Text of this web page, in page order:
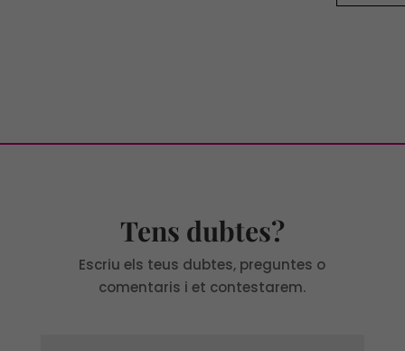
Tens dubtes?
Escriu els teus dubtes, preguntes o
comentaris i et contestarem.